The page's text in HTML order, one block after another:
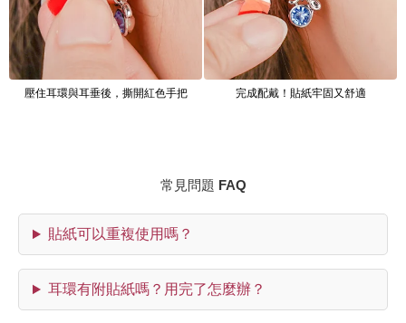
壓住耳環與耳垂後，撕開紅色手把 完成配戴！貼紙牢固又舒適
常見問題 FAQ
貼紙可以重複使用嗎？
耳環有附貼紙嗎？用完了怎麼辦？